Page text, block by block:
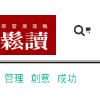
管理 創意 成功